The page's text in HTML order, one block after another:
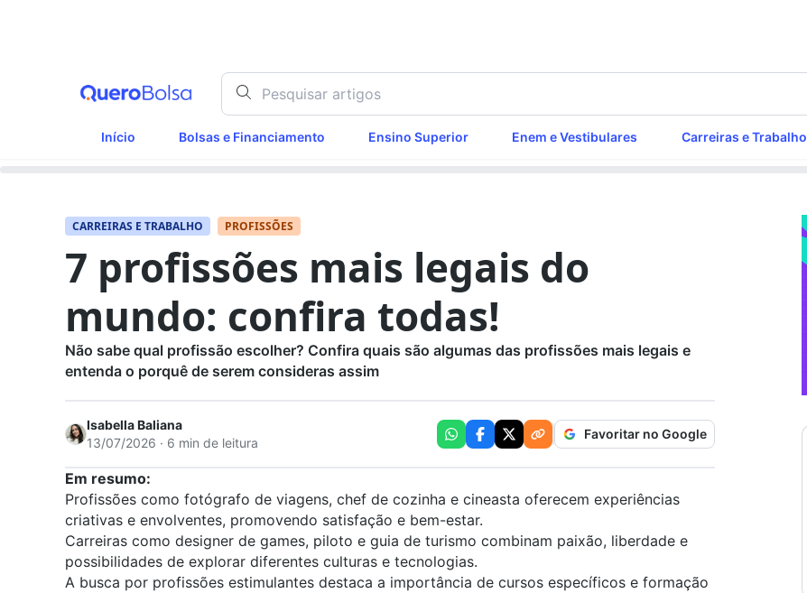
Início Bolsas e Financiamento Ensino Superior Enem e Vestibulares Carreiras e Trabalho
CARREIRAS E TRABALHO PROFISSÕES
7 profissões mais legais do
mundo: confira todas!
Não sabe qual profissão escolher? Confira quais são algumas das profissões mais legais e
entenda o porquê de serem consideras assim
Isabella Baliana
13/07/2026 · 6 min de leitura
Favoritar no Google
Em resumo:
Profissões como fotógrafo de viagens, chef de cozinha e cineasta oferecem experiências
criativas e envolventes, promovendo satisfação e bem-estar.
Carreiras como designer de games, piloto e guia de turismo combinam paixão, liberdade e
possibilidades de explorar diferentes culturas e tecnologias.
A busca por profissões estimulantes destaca a importância de cursos específicos e formação